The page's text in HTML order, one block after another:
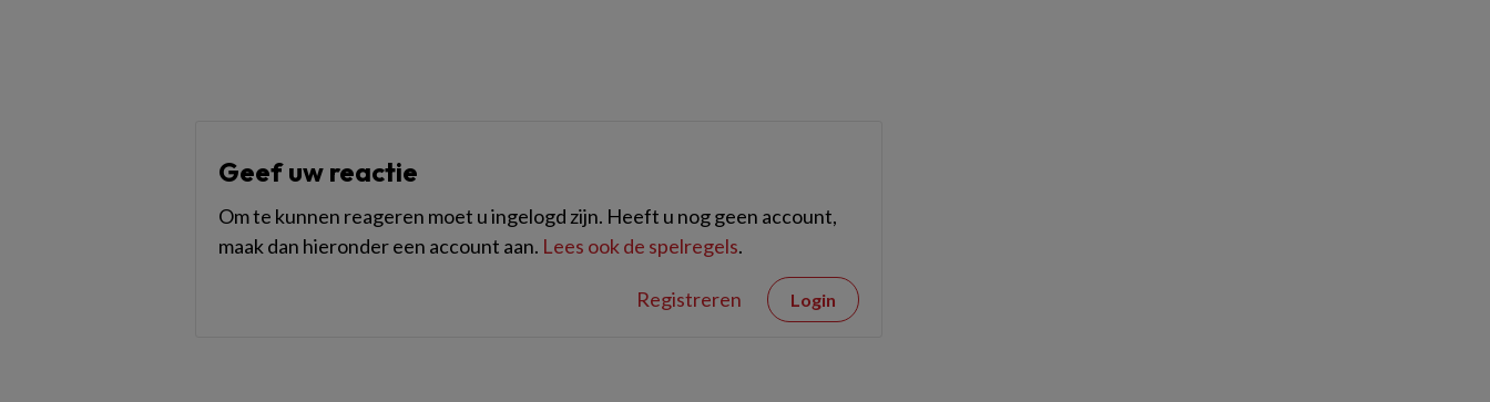
Geef uw reactie
Om te kunnen reageren moet u ingelogd zijn. Heeft u nog geen account,
maak dan hieronder een account aan. Lees ook de spelregels.
Registreren Login